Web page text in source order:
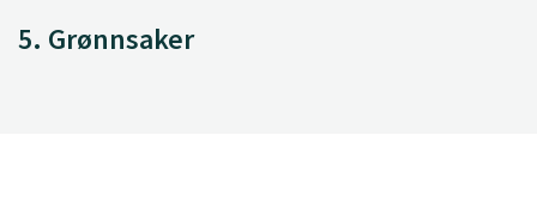
5. Grønnsaker